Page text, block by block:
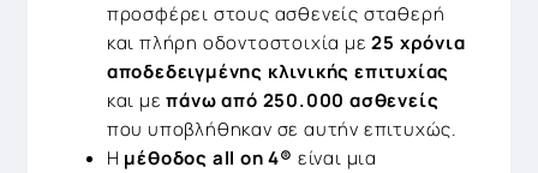
προσφέρει στους ασθενείς σταθερή
και πλήρη οδοντοστοιχία με25 χρόνια
αποδεδειγμένης κλινικής επιτυχίας
και μεπάνω από 250.000 ασθενείς
που υποβλήθηκαν σε αυτήν επιτυχώς.
Η μέθοδος all on 4® είναι μια